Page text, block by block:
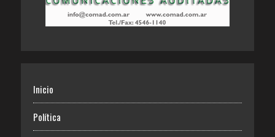
Inicio
Política